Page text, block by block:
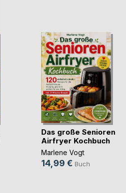
Das große Senioren
Airfryer Kochbuch
Marlene Vogt
14,99 € Buch